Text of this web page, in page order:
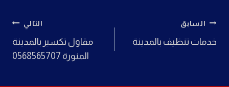
تصفّح
المقالات
السابق
خدمات تنظيف بالمدينة
التالي
مقاول تكسير بالمدينة
المنورة 0568565707